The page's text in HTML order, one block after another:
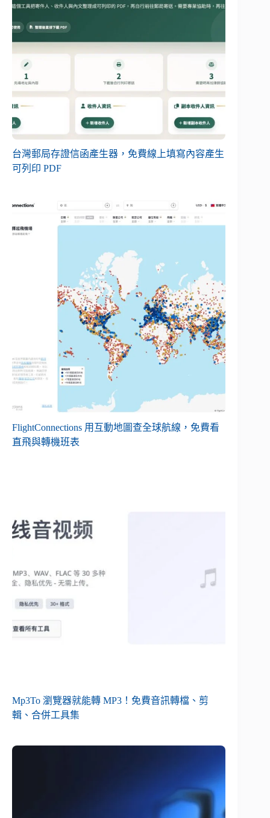
台灣郵局存證信函產生器，免費線上填寫內容產生
可列印 PDF
FlightConnections 用互動地圖查全球航線，免費看
直飛與轉機班表
Mp3To 瀏覽器就能轉 MP3！免費音訊轉檔、剪
輯、合併工具集